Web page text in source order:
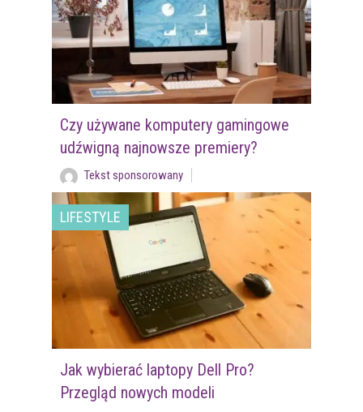
Czy używane komputery gamingowe
udźwigną najnowsze premiery?
Tekst sponsorowany
LIFESTYLE
Jak wybierać laptopy Dell Pro?
Przegląd nowych modeli